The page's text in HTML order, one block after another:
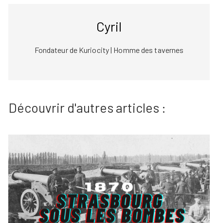
Cyril
Fondateur de Kuriocity | Homme des tavernes
Découvrir d'autres articles :